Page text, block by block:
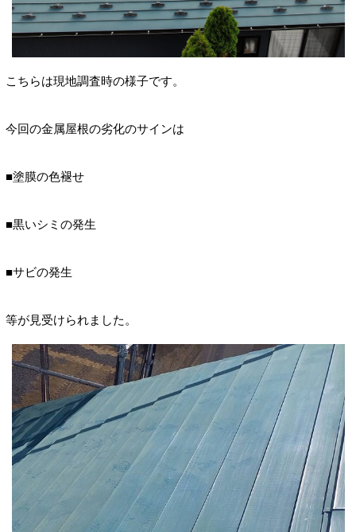
こちらは現地調査時の様子です。
今回の金属屋根の劣化のサインは
■塗膜の色褪せ
■黒いシミの発生
■サビの発生
等が見受けられました。